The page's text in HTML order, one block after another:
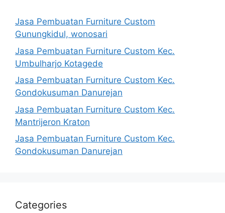
Jasa Pembuatan Furniture Custom
Gunungkidul, wonosari
Jasa Pembuatan Furniture Custom Kec.
Umbulharjo Kotagede
Jasa Pembuatan Furniture Custom Kec.
Gondokusuman Danurejan
Jasa Pembuatan Furniture Custom Kec.
Mantrijeron Kraton
Jasa Pembuatan Furniture Custom Kec.
Gondokusuman Danurejan
Categories